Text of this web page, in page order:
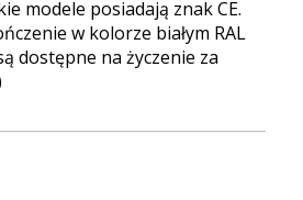
modele posiadają znak CE.
w kolorze białym RAL
dostępne na życzenie za